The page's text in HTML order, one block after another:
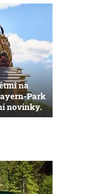
na
Park
novinky.